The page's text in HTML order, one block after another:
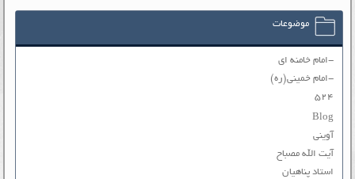
موضوعات
-امام خامنه ای
-امام خمینی(ره)
۵۲۴
Blog
آوینی
آیت الله مصباح
استاد پناهیان